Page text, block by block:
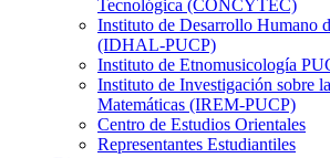
Tecnológica (CONCYTEC)
Instituto de Desarrollo Humano
(IDHAL-PUCP)
Instituto de Etnomusicología
Instituto de Investigación sobre
Matemáticas (IREM-PUCP)
Centro de Estudios Orientales
Representantes Estudiantiles